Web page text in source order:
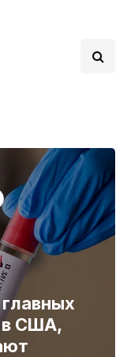
в США,